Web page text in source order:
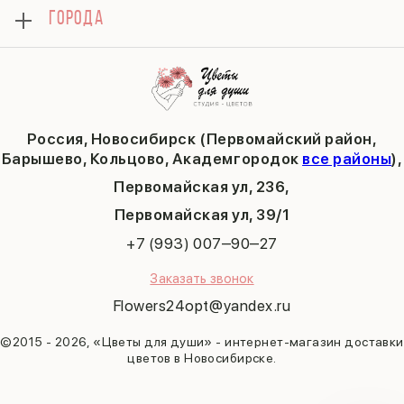
Россия, Новосибирск (Первомайский район,
Барышево, Кольцово, Академгородок все районы),
Первомайская ул, 236,
​Первомайская ул, 39/1
+7 (993) 007‒90‒27
Заказать звонок
Flowers24opt@yandex.ru
©2015 - 2026, «Цветы для души» - интернет-магазин доставки
цветов в Новосибирске.
Политика конфиденциальности
Публичная оферта
Тюльпаны
1 сентября
День учителя
Пасха
9 мая
ГОРОДА